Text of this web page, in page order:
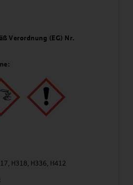
Verordnung (EG) Nr.
H318, H336, H412